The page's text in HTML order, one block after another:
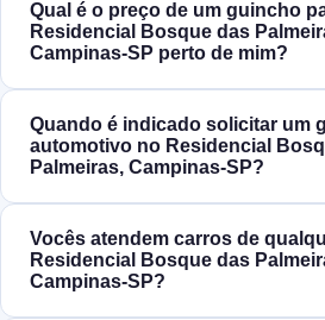
Qual é o preço de um guincho
Residencial Bosque das
Campinas‑SP perto de mim?
Quando é indicado solicitar um
automotivo no Residencial
Palmeiras, Campinas‑SP?
Vocês atendem carros de
Residencial Bosque das
Campinas‑SP?